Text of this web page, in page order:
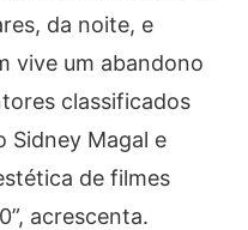
da noite, e
vive um abandono
classificados
Sidney Magal e
de filmes
acrescenta.